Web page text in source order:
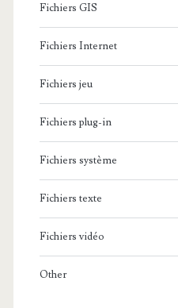
Fichiers GIS
Fichiers Internet
Fichiers jeu
Fichiers plug-in
Fichiers système
Fichiers texte
Fichiers vidéo
Other